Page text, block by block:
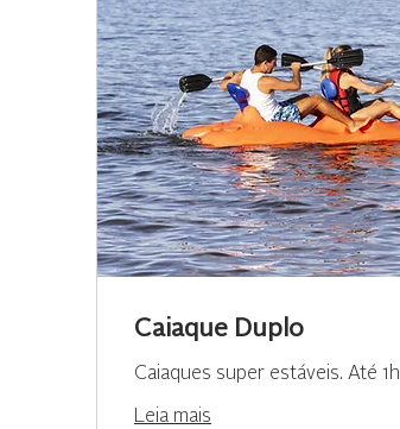
Caiaque Duplo
Caiaques super estáveis. Até 1h
Leia mais